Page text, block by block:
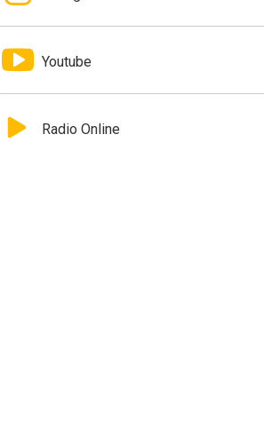
Youtube
Radio Online